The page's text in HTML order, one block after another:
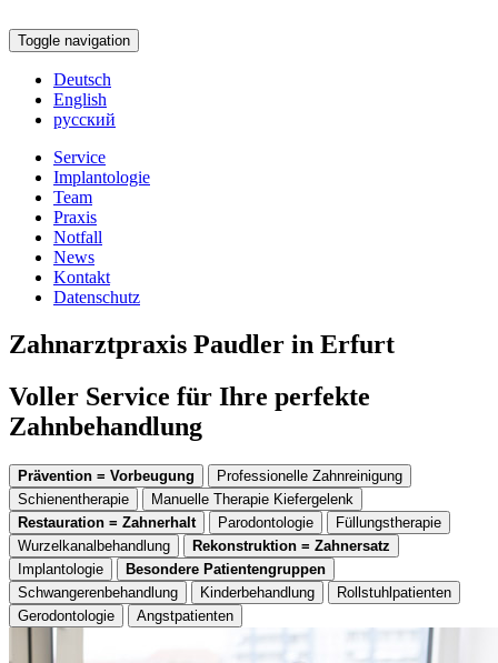
Toggle navigation
Deutsch
English
русский
Service
Implantologie
Team
Praxis
Notfall
News
Kontakt
Datenschutz
Zahnarztpraxis Paudler in Erfurt
Voller Service für Ihre perfekte
Zahnbehandlung
Prävention = Vorbeugung
Professionelle Zahnreinigung
Schienentherapie
Manuelle Therapie Kiefergelenk
Restauration = Zahnerhalt
Parodontologie
Füllungstherapie
Wurzelkanalbehandlung
Rekonstruktion = Zahnersatz
Implantologie
Besondere Patientengruppen
Schwangerenbehandlung
Kinderbehandlung
Rollstuhlpatienten
Gerodontologie
Angstpatienten